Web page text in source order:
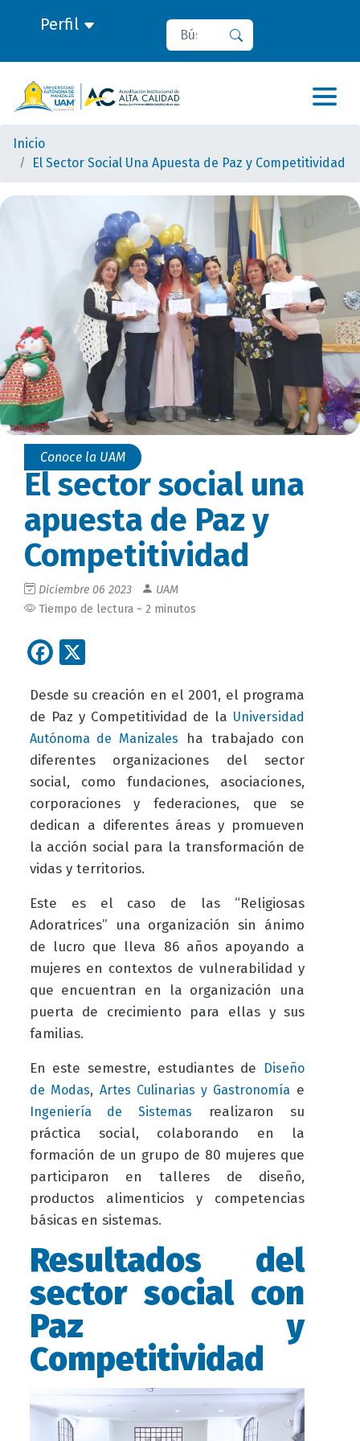
Perfil Buscar
Inicio
El Sector Social Una Apuesta de Paz y Competitividad
Conoce la UAM
El sector social una
apuesta de Paz y
Competitividad
Diciembre 06 2023
UAM
Tiempo de lectura ~ 2 minutos
Facebook
Desde su creación en el 2001, el programa
de Paz y Competitividad de la Universidad
Autónoma de Manizales
ha trabajado con
diferentes organizaciones del sector
social, como fundaciones, asociaciones,
corporaciones y federaciones, que se
dedican a diferentes áreas y promueven
la acción social para la transformación de
vidas y territorios.
Este es el caso de las “Religiosas
Adoratrices” una organización sin ánimo
de lucro que lleva 86 años apoyando a
mujeres en contextos de vulnerabilidad y
que encuentran en la organización una
puerta de crecimiento para ellas y sus
familias.
En este semestre, estudiantes de
Diseño
de Modas, Artes Culinarias y Gastronomía e
Ingeniería de Sistemas
realizaron su
práctica social, colaborando en la
formación de un grupo de 80 mujeres que
participaron en talleres de diseño,
productos alimenticios y competencias
básicas en sistemas.
Resultados del
sector social con
Paz y
Competitividad